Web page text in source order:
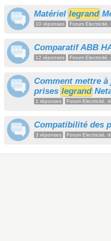
Matériel legrand
10 réponses Forum
Comparatif ABB
12 réponses Forum
Comment mettre
prises legrand
1 réponses Forum Electricité,
Compatibilité des
3 réponses Forum Electricité,